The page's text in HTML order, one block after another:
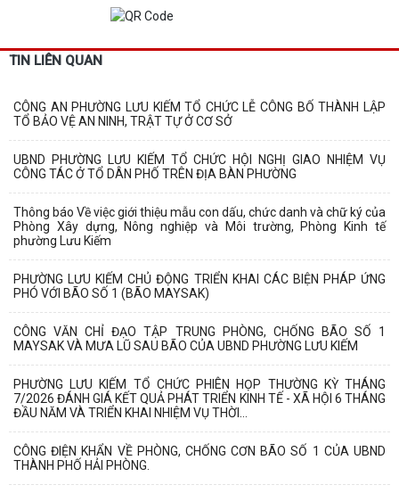
TIN LIÊN QUAN
CÔNG AN PHƯỜNG LƯU KIẾM TỔ CHỨC LỄ CÔNG BỐ THÀNH LẬP
TỔ BẢO VỆ AN NINH, TRẬT TỰ Ở CƠ SỞ
UBND PHƯỜNG LƯU KIẾM TỔ CHỨC HỘI NGHỊ GIAO NHIỆM VỤ
CÔNG TÁC Ở TỔ DÂN PHỐ TRÊN ĐỊA BÀN PHƯỜNG
Thông báo Về việc giới thiệu mẫu con dấu, chức danh và chữ ký của
Phòng Xây dựng, Nông nghiệp và Môi trường, Phòng Kinh tế
phường Lưu Kiếm
PHƯỜNG LƯU KIẾM CHỦ ĐỘNG TRIỂN KHAI CÁC BIỆN PHÁP ỨNG
PHÓ VỚI BÃO SỐ 1 (BÃO MAYSAK)
CÔNG VĂN CHỈ ĐẠO TẬP TRUNG PHÒNG, CHỐNG BÃO SỐ 1
MAYSAK VÀ MƯA LŨ SAU BÃO CỦA UBND PHƯỜNG LƯU KIẾM
PHƯỜNG LƯU KIẾM TỔ CHỨC PHIÊN HỌP THƯỜNG KỲ THÁNG
7/2026 ĐÁNH GIÁ KẾT QUẢ PHÁT TRIỂN KINH TẾ - XÃ HỘI 6 THÁNG
ĐẦU NĂM VÀ TRIỂN KHAI NHIỆM VỤ THỜI...
CÔNG ĐIỆN KHẨN VỀ PHÒNG, CHỐNG CƠN BÃO SỐ 1 CỦA UBND
THÀNH PHỐ HẢI PHÒNG.